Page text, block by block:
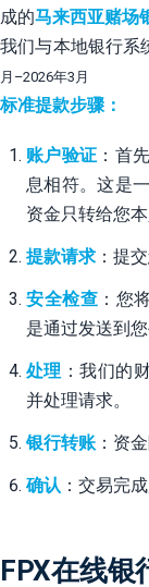
成的马来西亚赌场
我们与本地银行系
月–2026年3月
标准提款步骤：
账户验证 ：首
息相符。这是
资金只转给您本
提款请求：提
安全检查 ：您
是通过发送到
处理 ：我们的
并处理请求。
银行转账 ：资
确认 ：交易完
FPX在线银